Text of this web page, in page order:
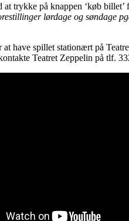
at trykke på knappen ‘køb billet’
lørdage og søndage
at have spillet stationært på
Teatret Zeppelin på tlf.